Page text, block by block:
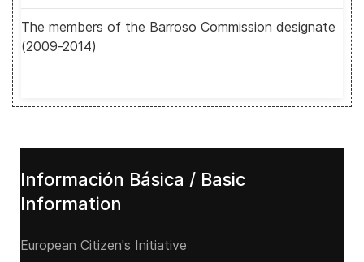
The members of the Barroso Commission designate
(2009-2014)
Información Básica / Basic
Information
European Citizen's Initiative